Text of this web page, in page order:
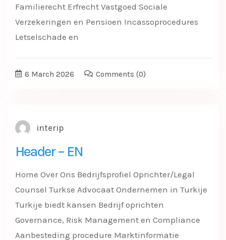
Familierecht Erfrecht Vastgoed Sociale
Verzekeringen en Pensioen Incassoprocedures
Letselschade en
6 March 2026 Comments (0)
interip
Header – EN
Home Over Ons Bedrijfsprofiel Oprichter/Legal
Counsel Turkse Advocaat Ondernemen in Turkije
Turkije biedt kansen Bedrijf oprichten
Governance, Risk Management en Compliance
Aanbesteding procedure Marktinformatie